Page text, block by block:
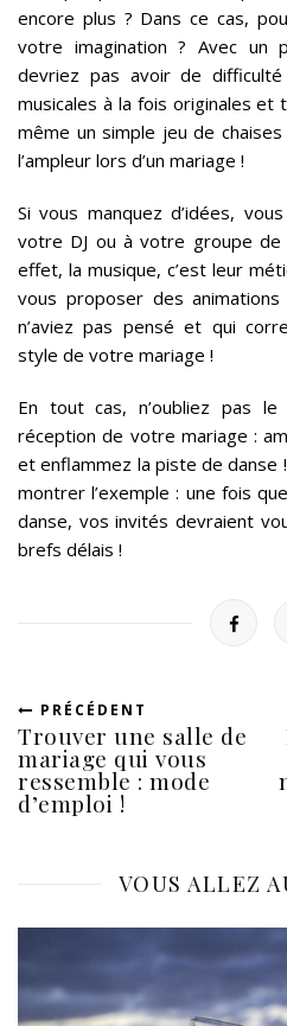
encore plus ? Dans ce cas,
votre imagination ? Avec un
devriez pas avoir de
musicales à la fois originales et
même un simple jeu de
l’ampleur lors d’un mariage !
Si vous manquez d’idées,
votre DJ ou à votre groupe de
effet, la musique, c’est leur
vous proposer des animations
n’aviez pas pensé et qui
style de votre mariage !
En tout cas, n’oubliez pas
réception de votre mariage :
et enflammez la piste de danse
montrer l’exemple : une fois
danse, vos invités devraient
brefs délais !
PRÉCÉDENT
Trouver une salle de
mariage qui vous
ressemble : mode
d’emploi !
VOUS ALLEZ